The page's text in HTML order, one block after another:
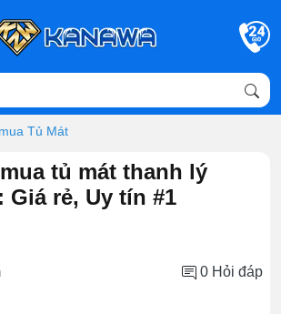
Tủ Mát
tủ mát thanh lý
Giá rẻ, Uy tín #1
0 Hỏi đáp